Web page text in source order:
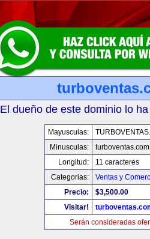
El dueño de este dominio lo
Mayusculas:
Minusculas:
turboventas.com
Longitud:
11 caracteres
Categorias:
Ventas y
Precio:
$3,500.00
Visitar!
Serán consideradas